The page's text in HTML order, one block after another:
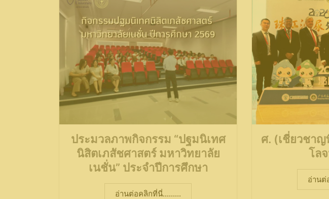
ประมวลภาพกิจกรรม “ปฐมนิเทศ
นิสิตเภสัชศาสตร์ มหาวิทยาลัย
เนชั่น” ประจำปีการศึกษา
อ่านต่อคลิกที่นี่.........
ศ. (เชี่ยวชา
โล
อ่านต่